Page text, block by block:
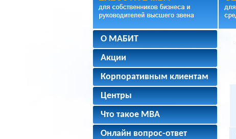
О МАБИТ
Акции
Корпоративным клиентам
Центры
Что такое MBA
Онлайн вопрос-ответ